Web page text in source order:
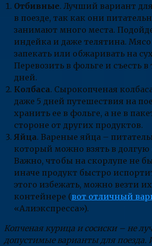
Отбивные. Лучший вариант
в поезде, так как они
занимают много места.
индейка и даже телятина.
запекать или обжаривать на
Перевозить в фольге и съесть в
дней.
Колбаса. Сырокопченая
даже 5 дней путешествия на
хранить ее в фольге, а не в
стороне от других продуктов.
Яйца. Вареные яйца –
который можно взять в долгую
Важно, чтобы на скорлупе не
иначе продукт быстро
этого избежать, можно везти
контейнере (вот отличный
«Алиэкспресса»).
Копченая курица и сосиски – не
допустимые варианты для поезда.